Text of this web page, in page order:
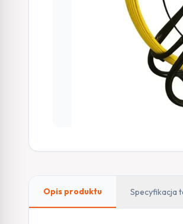
Opis produktu Specyfikacja